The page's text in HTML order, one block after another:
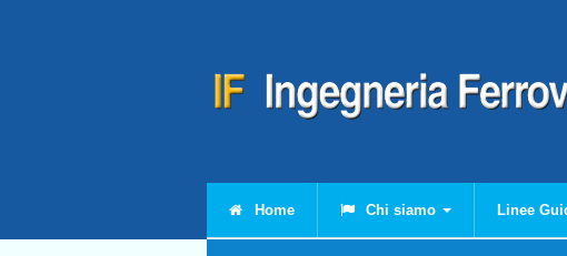
Home Chi siamo Linee